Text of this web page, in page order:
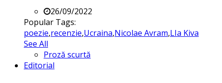
26/09/2022
Popular Tags:
poezie,recenzie,Ucraina,Nicolae Avram,LIa Kiva
See All
Proză scurtă
Editorial